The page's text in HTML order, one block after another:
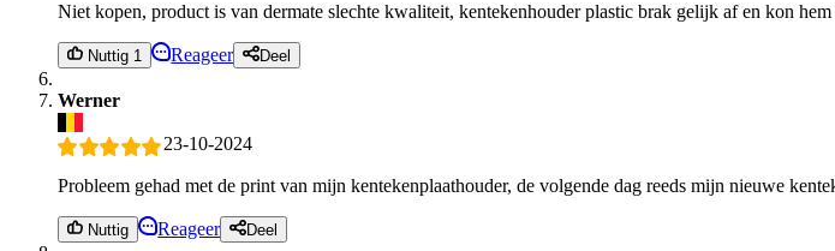
Niet kopen, product is van dermate slechte kwaliteit, kentekenhouder plastic brak gelijk af en kon
Nuttig 1 Reageer Deel
Werner
23-10-2024
Probleem gehad met de print van mijn kentekenplaathouder, de volgende dag reeds mijn nieuwe
Nuttig Reageer Deel